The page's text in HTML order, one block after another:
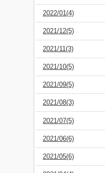
2022/01(4)
2021/12(5)
2021/11(3)
2021/10(5)
2021/09(5)
2021/08(3)
2021/07(5)
2021/06(6)
2021/05(6)